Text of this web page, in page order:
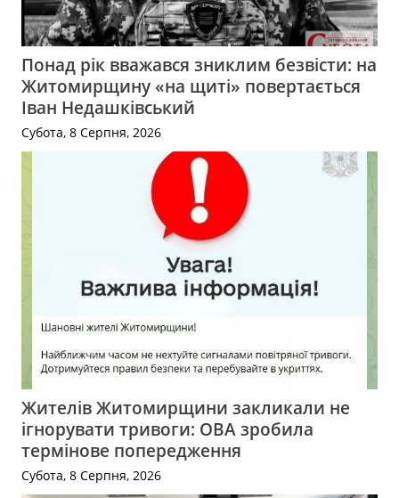
Понад рік вважався зниклим безвісти: на
Житомирщину «на щиті» повертається
Іван Недашківський
Субота, 8 Серпня, 2026
Жителів Житомирщини закликали не
ігнорувати тривоги: ОВА зробила
термінове попередження
Субота, 8 Серпня, 2026